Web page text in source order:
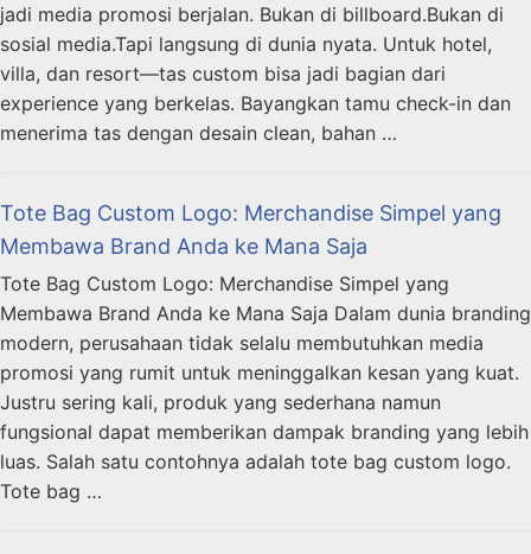
jadi media promosi berjalan. Bukan di billboard.Bukan di
sosial media.Tapi langsung di dunia nyata. Untuk hotel,
villa, dan resort—tas custom bisa jadi bagian dari
experience yang berkelas. Bayangkan tamu check-in dan
menerima tas dengan desain clean, bahan …
Tote Bag Custom Logo: Merchandise Simpel yang
Membawa Brand Anda ke Mana Saja
Tote Bag Custom Logo: Merchandise Simpel yang
Membawa Brand Anda ke Mana Saja Dalam dunia branding
modern, perusahaan tidak selalu membutuhkan media
promosi yang rumit untuk meninggalkan kesan yang kuat.
Justru sering kali, produk yang sederhana namun
fungsional dapat memberikan dampak branding yang lebih
luas. Salah satu contohnya adalah tote bag custom logo.
Tote bag …